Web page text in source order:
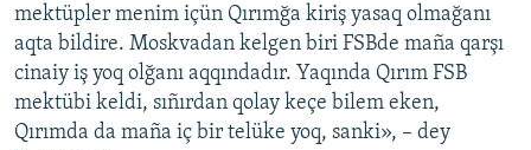
mektüpler menim içün Qırımğa kiriş yasaq olmağanı
aqta bildire. Moskvadan kelgen biri FSBde maña qarşı
cinaiy iş yoq olğanı aqqındadır. Yaqında Qırım FSB
mektübi keldi, sıñırdan qolay keçe bilem eken,
Qırımda da maña iç bir telüke yoq, sanki», – dey